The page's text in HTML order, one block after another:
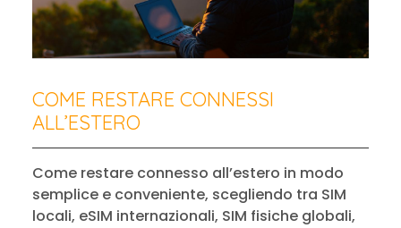
COME RESTARE CONNESSI
ALL’ESTERO
Come restare connesso all’estero in modo
semplice e conveniente, scegliendo tra SIM
locali, eSIM internazionali, SIM fisiche globali,